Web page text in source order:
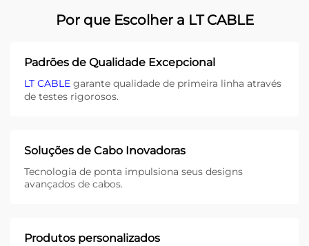
Por que Escolher a LT CABLE
Padrões de Qualidade Excepcional
LT CABLE garante qualidade de primeira linha através
de testes rigorosos.
Soluções de Cabo Inovadoras
Tecnologia de ponta impulsiona seus designs
avançados de cabos.
Produtos personalizados